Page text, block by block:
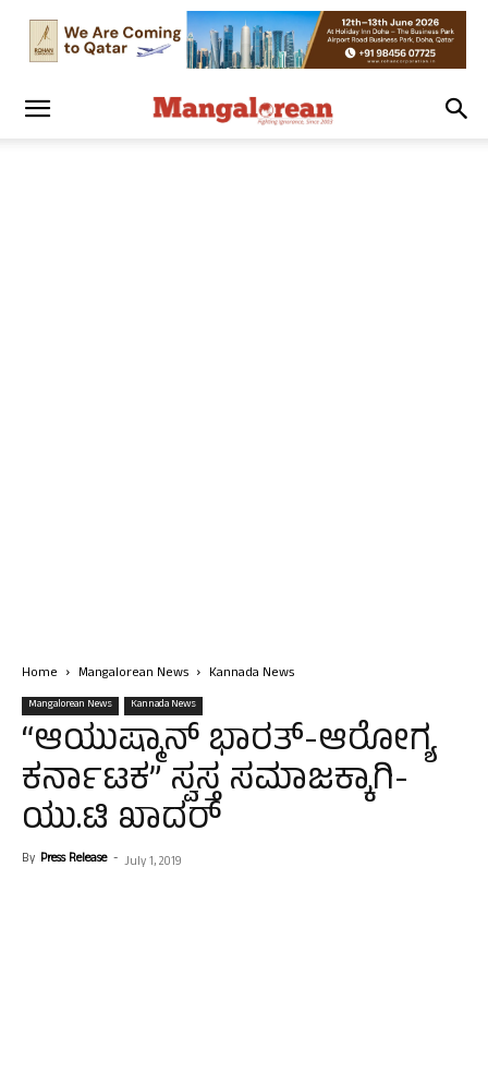
Home Mangalorean News Kannada News
Mangalorean News Kannada News
“ಆಯುಷ್ಮಾನ್ ಭಾರತ್-ಆರೋಗ್ಯ
ಕರ್ನಾಟಕ” ಸ್ವಸ್ತ ಸಮಾಜಕ್ಕಾಗಿ-
ಯು.ಟಿ ಖಾದರ್
By Press Release - July 1, 2019